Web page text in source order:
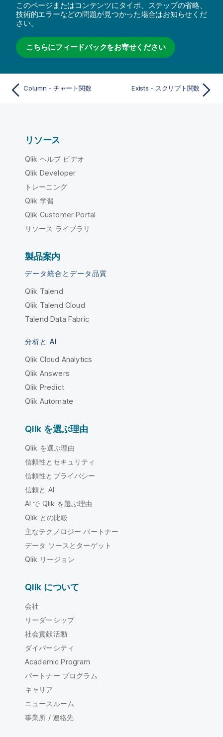
このページまたはコンテンツにタイポ、ステップの省略、
技術的エラーなどの問題が見つかった場合はお知らせくだ
さい。
こちらにフィードバックをお寄せください
Column - チャート関数 Exists - スクリプト関数
リソース
Qlik ヘルプ ビデオ
Qlik Developer
トレーニング
Qlik 学習
Qlik Customer Portal
リソース ライブラリ
製品案内
データ統合とデータ品質
Qlik Talend
Qlik Talend Cloud
Talend Data Fabric
分析と AI
Qlik Cloud Analytics
Qlik Answers
Qlik Predict
Qlik Automate
Qlik を選ぶ理由
Qlik を選ぶ理由
信頼性とセキュリティ
信頼性とプライバシー
信頼と AI
AI で Qlik を選ぶ理由
Qlik との比較
主なテクノロジー パートナー
データ ソースとターゲット
Qlik リージョン
Qlik について
会社
リーダーシップ
社会貢献活動
ダイバーシティ
Academic Program
パートナー プログラム
キャリア
ニュースルーム
事業所 / 連絡先